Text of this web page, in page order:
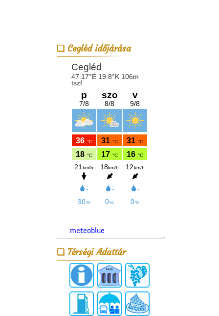
Cegléd időjárása
meteoblue
Térségi Adattár